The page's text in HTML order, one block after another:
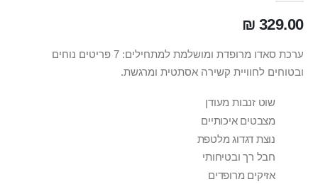
329.00 ₪
ערכת סאדו מרופדת ומושלמת למתחילים: 7 פריטים נוחים
ובטוחים לחוויית קשירה אסתטית ומרגשת.
שוט זנבות מעודן
מצבטים איכותיים
נוצת דגדוג מלטפת
חבל רך ובטיחותי
אזיקים מרופדים